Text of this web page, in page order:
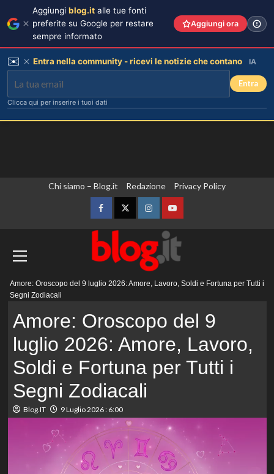
Chi siamo – Blog.it Redazione Privacy Policy
FacebookTwitterInstagramYouTube
principale
Amore: Oroscopo del 9 luglio 2026: Amore, Lavoro, Soldi e Fortuna per Tutti i
Segni Zodiacali
Amore: Oroscopo del 9
luglio 2026: Amore, Lavoro,
Soldi e Fortuna per Tutti i
Segni Zodiacali
Blog.IT 9 Luglio 2026 : 6:00
Aggiungi blog.it alle tue fonti
preferite su Google per restare
sempre informato
Aggiungi ora
✉️ Entra nella community - ricevi le notizie che contano IA
Entra
Clicca qui per inserire i tuoi dati